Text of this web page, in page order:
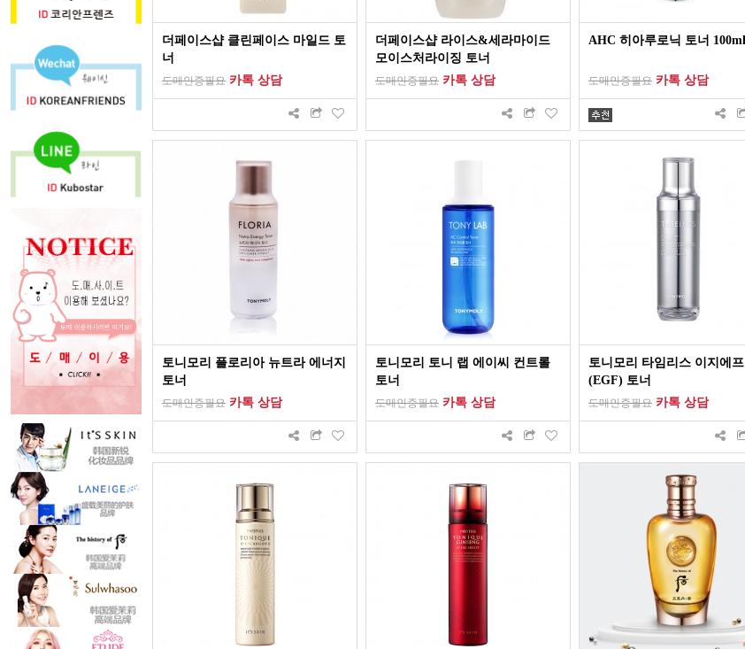
더페이스샵 클린페이스 마일드 토
너
도매인증필요 카톡 상담
더페이스샵 라이스&세라마이드
모이스처라이징 토너
도매인증필요 카톡 상담
AHC 히아루로닉 토너 100ml
도매인증필요 카톡 상담
토니모리 플로리아 뉴트라 에너지
토너
도매인증필요 카톡 상담
토니모리 토니 랩 에이씨 컨트롤
토너
도매인증필요 카톡 상담
토니모리 타임리스 이지에프
(EGF) 토너
도매인증필요 카톡 상담